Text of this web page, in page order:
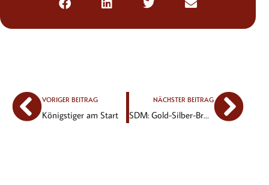
VORIGER BEITRAG
Königstiger am Start
NÄCHSTER BEITRAG
SDM: Gold-Silber-Bronze und neue pBs